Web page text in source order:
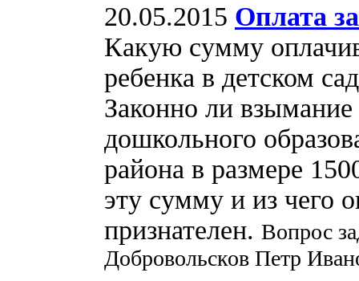
20.05.2015 Оплата
Какую сумму
ребенка в детском
Законно ли
дошкольного
района в размере
эту сумму и из чего
признателен. Вопрос
Добровольсков Петр